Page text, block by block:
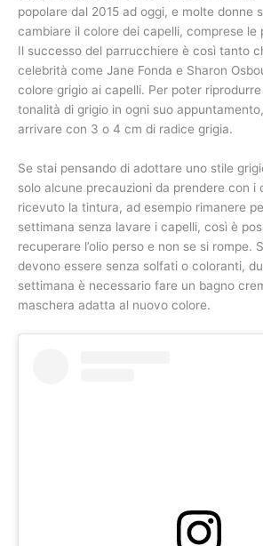
popolare dal 2015 ad oggi, e molte donne
cambiare il colore dei capelli, comprese le
Il successo del parrucchiere è così tanto
celebrità come Jane Fonda e Sharon
colore grigio ai capelli. Per poter
tonalità di grigio in ogni suo
arrivare con 3 o 4 cm di radice grigia.
Se stai pensando di adottare uno stile
solo alcune precauzioni da prendere con i
ricevuto la tintura, ad esempio rimanere
settimana senza lavare i capelli, così è
recuperare l’olio perso e non se si rompe.
devono essere senza solfati o coloranti,
settimana è necessario fare un bagno
maschera adatta al nuovo colore.